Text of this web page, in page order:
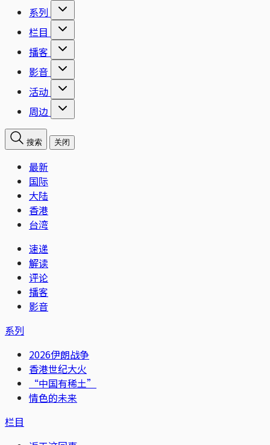
系列
栏目
播客
影音
活动
周边
搜索 关闭
最新
国际
大陆
香港
台湾
速递
解读
评论
播客
影音
系列
2026伊朗战争
香港世纪大火
“中国有稀土”
情色的未来
栏目